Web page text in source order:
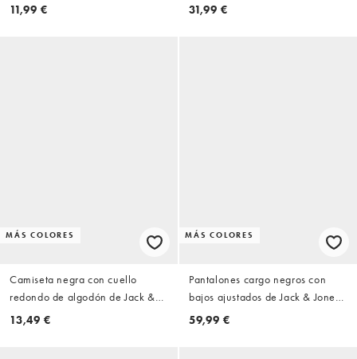
11,99 €
31,99 €
MÁS COLORES
Camiseta negra con cuello
redondo de algodón de Jack &
Jones Essentials
13,49 €
MÁS COLORES
Pantalones cargo negros con
bajos ajustados de Jack & Jones
Intelligence
59,99 €